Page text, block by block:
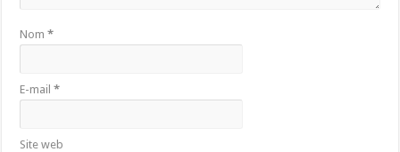
Nom*
E-mail*
Site web